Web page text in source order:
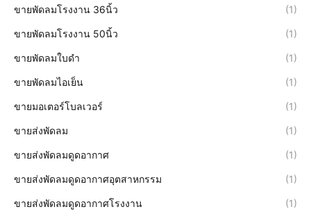
ขายพัดลมโรงงาน 36นิ้ว (1)
ขายพัดลมโรงงาน 50นิ้ว (1)
ขายพัดลมใบดำ (1)
ขายพัดลมไอเย็น (1)
ขายมอเตอร์โบลเวอร์ (1)
ขายส่งพัดลม (1)
ขายส่งพัดลมดูดอากาศ (1)
ขายส่งพัดลมดูดอากาศอุตสาหกรรม (1)
ขายส่งพัดลมดูดอากาศโรงงาน (1)